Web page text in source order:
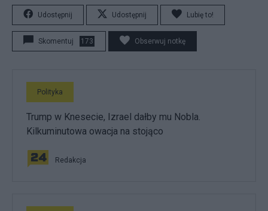
Udostępnij Udostępnij Lubię to!
Skomentuj 173 Obserwuj notkę
Polityka
Trump w Knesecie, Izrael dałby mu Nobla.
Kilkuminutowa owacja na stojąco
Redakcja